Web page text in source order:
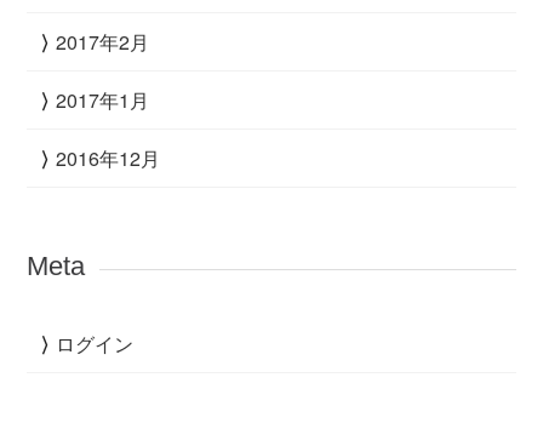
2017年2月
2017年1月
2016年12月
Meta
ログイン